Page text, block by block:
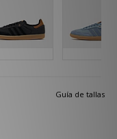
Guía de tallas